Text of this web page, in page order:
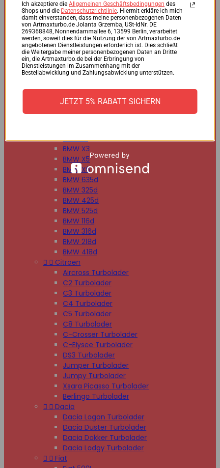
BMW 125d
BMW 220d
BMW 225d
BMW 318d
BMW 320d
BMW 330d
BMW 335d
BMW 518d
BMW 520d
BMW 530d
BMW X1
BMW X3
BMW X5
BMW X6
BMW 635d
BMW 325d
BMW 425d
BMW 525d
BMW 116d
BMW 316d
BMW 218d
BMW 418d
  Citroen
Aircross Turbolader
C2 Turbolader
C3 Turbolader
C4 Turbolader
C5 Turbolader
C8 Turbolader
C-Crosser Turbolader
C-Elysee Turbolader
DS3 Turbolader
Jumper Turbolader
Jumpy Turbolader
Xsara Picasso Turbolader
Berlingo Turbolader
  Dacia
Dacia Logan Turbolader
Dacia Duster Turbolader
Dacia Dokker Turbolader
Dacia Lodgy Turbolader
  Fiat
Ich akzeptiere die Allgemeinen Geschäftsbedingungen des
Shops und die Datenschutzrichtlinie. Hiermit erkläre ich mich
damit einverstanden, dass meine personenbezogenen Daten
von Artmaxturbo.de Jolanta Grzemba, USt-IdNr. DE
269368848, Nonnendammallee 6, 13599 Berlin, verarbeitet
werden, soweit dies für die Nutzung der von Artmaxturbo.de
angebotenen Dienstleistungen erforderlich ist. Dies schließt
die Weitergabe meiner personenbezogenen Daten an Dritte
ein, die Artmaxturbo.de bei der Erbringung von
Dienstleistungen im Zusammenhang mit der
Bestellabwicklung und Zahlungsabwicklung unterstützen.
JETZT 5% RABATT SICHERN